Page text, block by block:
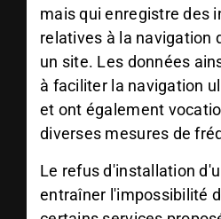
mais qui enregistre des
relatives à la navigation
un site. Les données
à faciliter la navigation
et ont également
diverses mesures de
Le refus d'installation
entraîner l'impossibilité